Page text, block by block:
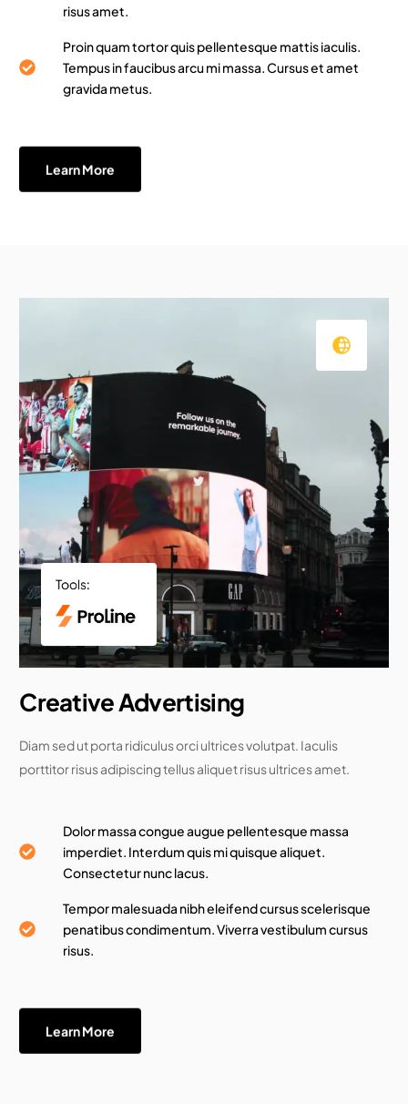
risus amet.
Proin quam tortor quis pellentesque mattis iaculis.
Tempus in faucibus arcu mi massa. Cursus et amet
gravida metus.
Learn More
Creative Advertising
Diam sed ut porta ridiculus orci ultrices volutpat. Iaculis
porttitor risus adipiscing tellus aliquet risus ultrices amet.
Dolor massa congue augue pellentesque massa
imperdiet. Interdum quis mi quisque aliquet.
Consectetur nunc lacus.
Tempor malesuada nibh eleifend cursus scelerisque
penatibus condimentum. Viverra vestibulum cursus
risus.
Learn More